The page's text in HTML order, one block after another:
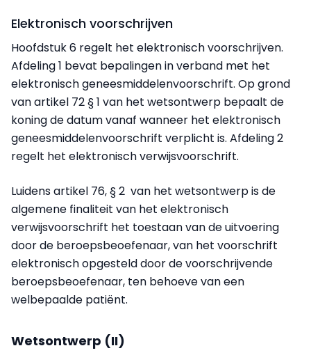
Elektronisch voorschrijven
Hoofdstuk 6 regelt het elektronisch voorschrijven.
Afdeling 1 bevat bepalingen in verband met het
elektronisch geneesmiddelenvoorschrift. Op grond
van artikel 72 § 1 van het wetsontwerp bepaalt de
koning de datum vanaf wanneer het elektronisch
geneesmiddelenvoorschrift verplicht is. Afdeling 2
regelt het elektronisch verwijsvoorschrift.
Luidens artikel 76, § 2 van het wetsontwerp is de
algemene finaliteit van het elektronisch
verwijsvoorschrift het toestaan van de uitvoering
door de beroepsbeoefenaar, van het voorschrift
elektronisch opgesteld door de voorschrijvende
beroepsbeoefenaar, ten behoeve van een
welbepaalde patiënt.
Wetsontwerp (II)